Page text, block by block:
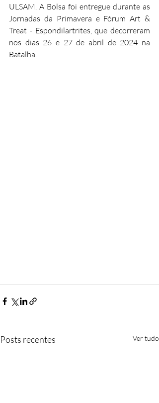
ULSAM. A Bolsa foi entregue durante as
Jornadas da Primavera e Fórum Art &
Treat - Espondilartrites, que decorreram
nos dias 26 e 27 de abril de 2024 na
Batalha.
Posts recentes Ver tudo